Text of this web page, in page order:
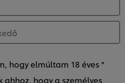
Igen - megerősítem, hogy elmúltam 18 éves *
ahhoz, hogy a személyes